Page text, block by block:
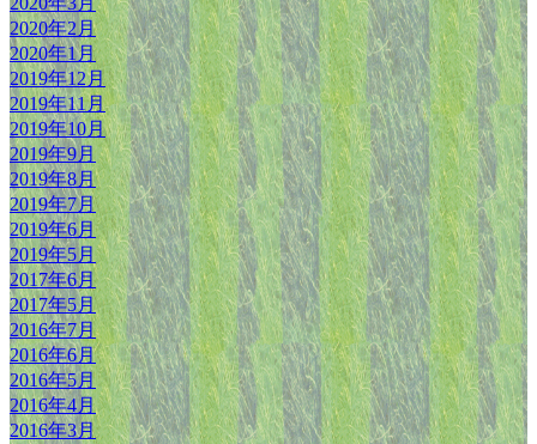
2020年2月
2020年1月
2019年12月
2019年11月
2019年10月
2019年9月
2019年8月
2019年7月
2019年6月
2019年5月
2017年6月
2017年5月
2016年7月
2016年6月
2016年5月
2016年4月
2016年3月